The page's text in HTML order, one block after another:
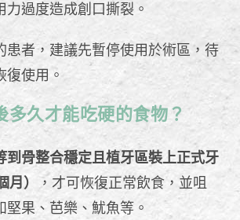
力過度造成創口撕裂。
患者，建議先暫停使用於術區，待
復使用。
多久才能吃硬的食物？
到骨整合穩定且植牙區裝上正式牙
） ，才可恢復正常飲食，並咀
堅果、芭樂、魷魚等。